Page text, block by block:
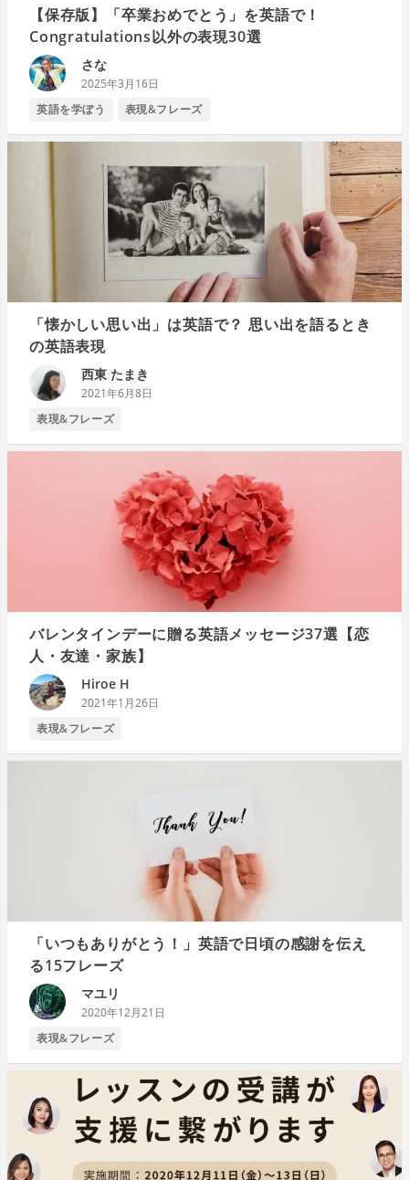
【保存版】「卒業おめでとう」を英語で！
Congratulations以外の表現30選
さな
2025年3月16日
英語を学ぼう
表現&フレーズ
「懐かしい思い出」は英語で？ 思い出を語るとき
の英語表現
西東 たまき
2021年6月8日
表現&フレーズ
バレンタインデーに贈る英語メッセージ37選【恋
人・友達・家族】
Hiroe H
2021年1月26日
表現&フレーズ
「いつもありがとう！」英語で日頃の感謝を伝え
る15フレーズ
マユリ
2020年12月21日
表現&フレーズ